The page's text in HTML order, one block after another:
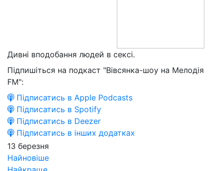
Дивні вподобання людей в сексі.
Підпишіться на подкаст "Вівсянка-шоу на Мелодія
FM":
Підписатись в Apple Podcasts
Підписатись в Spotify
Підписатись в Deezer
Підписатись в інших додатках
13 березня
Найновіше